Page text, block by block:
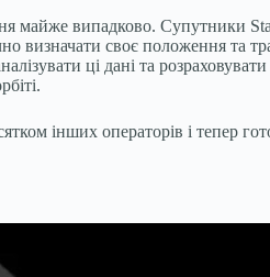
майже випадково. Супутники
визначати своє положення та
ці дані та
інших операторів і тепер